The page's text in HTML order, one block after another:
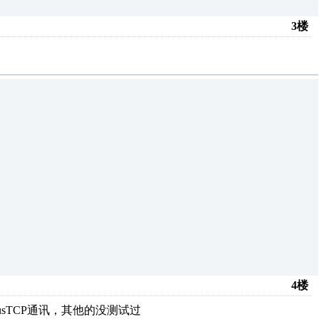
3楼
4楼
通讯，其他的没测试过